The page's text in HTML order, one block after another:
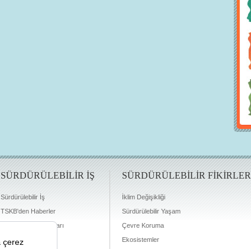
SÜRDÜRÜLEBİLİR İŞ
Sürdürülebilir İş
TSKB'den Haberler
Finansman Olanakları
SÜRDÜRÜLEBİLİR FİKİRLER
İklim Değişikliği
Sürdürülebilir Yaşam
Çevre Koruma
Ekosistemler